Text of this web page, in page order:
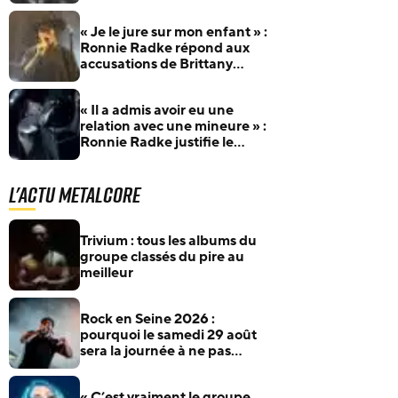
« Je le jure sur mon enfant » :
Ronnie Radke répond aux
accusations de Brittany
« Il a admis avoir eu une
relation avec une mineure » :
Ronnie Radke justifie le
L'actu Metalcore
Trivium : tous les albums du
groupe classés du pire au
meilleur
Rock en Seine 2026 :
pourquoi le samedi 29 août
sera la journée à ne pas